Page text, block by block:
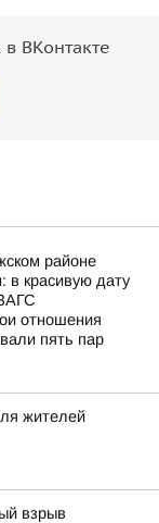
ВКонтакте
районе
в красивую дату
отношения
пять пар
жителей
взрыв